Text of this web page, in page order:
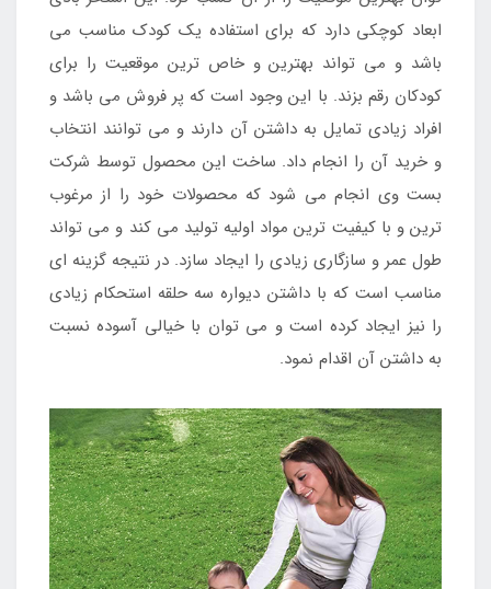
ابعاد کوچکی دارد که برای استفاده یک کودک مناسب می
باشد و می تواند بهترین و خاص ترین موقعیت را برای
کودکان رقم بزند. با این وجود است که پر فروش می باشد و
افراد زیادی تمایل به داشتن آن دارند و می توانند انتخاب
و خرید آن را انجام داد. ساخت این محصول توسط شرکت
بست وی انجام می شود که محصولات خود را از مرغوب
ترین و با کیفیت ترین مواد اولیه تولید می کند و می تواند
طول عمر و سازگاری زیادی را ایجاد سازد. در نتیجه گزینه ای
مناسب است که با داشتن دیواره سه حلقه استحکام زیادی
را نیز ایجاد کرده است و می توان با خیالی آسوده نسبت
به داشتن آن اقدام نمود.